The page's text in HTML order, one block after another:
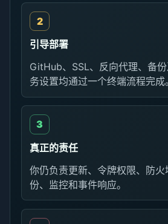
引导部署
GitHub、SSL、反向代理、备
务设置均通过一个终端流程完成
真正的责任
你仍负责更新、令牌权限、防
份、监控和事件响应。